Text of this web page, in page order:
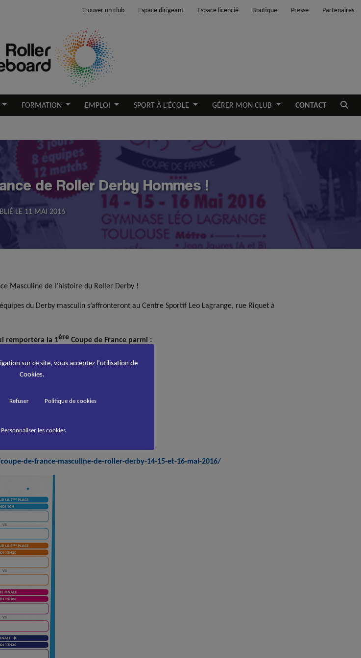
Trouver un club Espace dirigeant Espace licencié Boutique Presse Partenaires
FORMATION EMPLOI SPORT À L’ÉCOLE GÉRER MON CLUB CONTACT
de Roller Derby Hommes !
LE 11 MAI 2016
Masculine de l’histoire du Roller Derby !
du Derby masculin s’affronteront au Centre Sportif Leo Lagrange, rue Riquet à
remportera la 1ère Coupe de France parmi :
de-france-masculine-de-roller-derby-14-15-et-16-mai-2016/
sur ce site, vous acceptez l’utilisation de
Cookies.
Refuser Politique de cookies
Personnaliser les cookies